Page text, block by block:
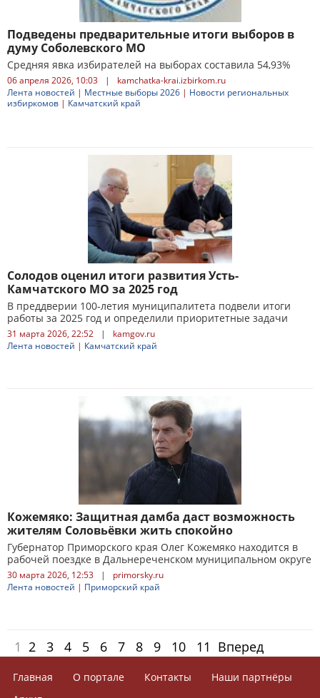
Подведены предварительные итоги выборов в
думу Соболевского МО
Средняя явка избирателей на выборах составила 54,93%
06 апреля 2026, 10:03 |
kamchatka-krai.izbirkom.ru
Лента новостей | Местные выборы 2026 | Новости региональных
избиркомов | Камчатский край
Солодов оценил итоги развития Усть-
Камчатского МО за 2025 год
В преддверии 100-летия муниципалитета подвели итоги
работы за 2025 год и определили приоритетные задачи
31 марта 2026, 22:52 |
kamgov.ru
Лента новостей | Камчатский край
Кожемяко: Защитная дамба даст возможность
жителям Соловьёвки жить спокойно
Губернатор Приморского края Олег Кожемяко находится в
рабочей поездке в Дальнереченском муниципальном округе
30 марта 2026, 12:53 |
primorsky.ru
Лента новостей | Приморский край
1 2 3 4 5 6 7 8 9 10 11 Вперед
Главная О портале Контакты
Наши партнёры